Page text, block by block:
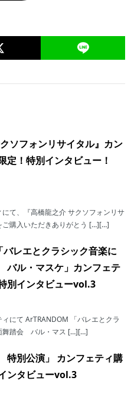
ソフォンリサイタル』カン
定！特別インタビュー！
て、『高橋龍之介 サクソフォンリサ
ご購入いただきありがとう […][…]
レエとクラシック音楽に
ル・マスケ」カンフェテ
別インタビューvol.3
にて ArTRANDOM 「バレエとクラ
舞踏会 バル・マス […][…]
特別公演」 カンフェティ購
ンタビューvol.3